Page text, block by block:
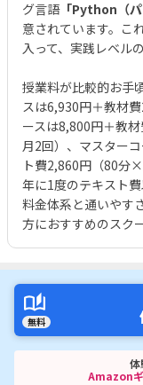
グ言語「Python（パ
意されています。こ
入って、実践レベル
授業料が比較的お手
スは6,930円＋教材
ースは8,800円＋教
月2回）、マスター
ト費2,860円（80分×
年に1度のテキスト
料金体系と通いやす
方におすすめのスク
無料
体
Amazon